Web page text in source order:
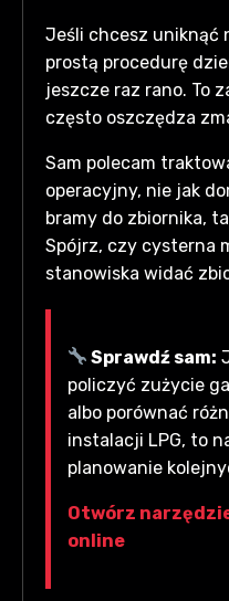
Jeśli chcesz uniknąć
prostą procedurę
jeszcze raz rano. To
często oszczędza
Sam polecam
operacyjny, nie jak
bramy do zbiornika,
Spójrz, czy cysterna
stanowiska widać
Sprawdź sam:
policzyć zużycie
albo porównać
instalacji LPG, to
planowanie
Otwórz
online